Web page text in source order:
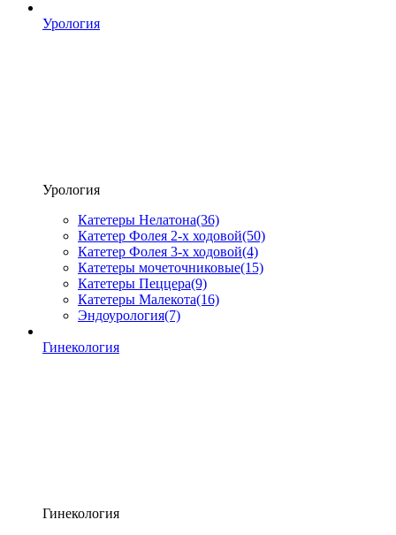
Урология
Урология
Катетеры Нелатона(36)
Катетер Фолея 2-х ходовой(50)
Катетер Фолея 3-х ходовой(4)
Катетеры мочеточниковые(15)
Катетеры Пеццера(9)
Катетеры Малекота(16)
Эндоурология(7)
Гинекология
Гинекология